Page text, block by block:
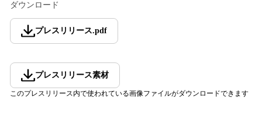
ダウンロード
プレスリリース.pdf
プレスリリース素材
このプレスリリース内で使われている画像ファイルがダウンロードできます